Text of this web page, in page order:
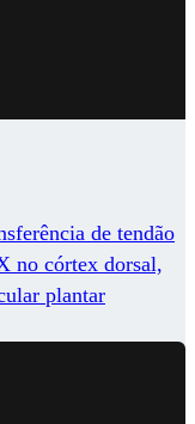
de tendão
no córtex dorsal,
plantar